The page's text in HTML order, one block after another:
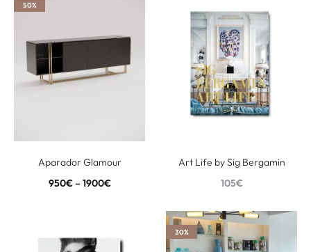
50%
Aparador Glamour
950€– 1900€
Art Life by Sig Bergamin
105€
30%